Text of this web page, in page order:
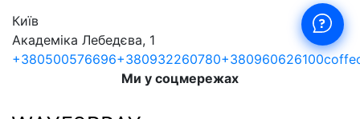
Київ
Академіка Лебедєва, 1
+380500576696+380932260780+380960626100
Ми у соцмережах